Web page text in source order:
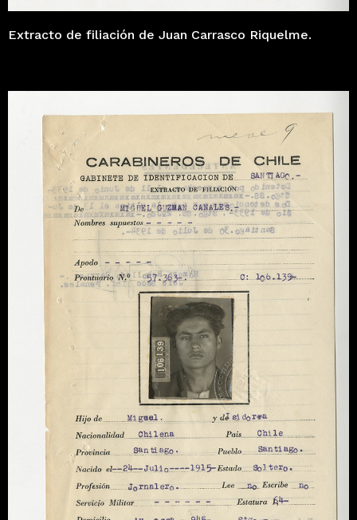
Extracto de filiación de Juan Carrasco Riquelme.